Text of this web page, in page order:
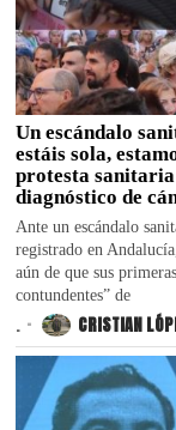
Un escándalo
estáis sola,
protesta
diagnóstico de
Ante un escándalo
registrado en
aún de que sus
contundentes” de
. CRISTIAN